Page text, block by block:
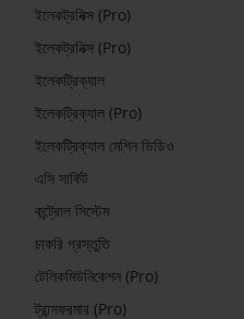
ইলেকট্রনিক্স (Pro)
ইলেকট্রনিক্স (Pro)
ইলেকট্রিক্যাল
ইলেকট্রিক্যাল (Pro)
ইলেকট্রিক্যাল মেশিন ভিডিও
এসি সার্কিট
কন্ট্রোল সিস্টেম
চাকরি প্রস্তুতি
টেলিকমিউনিকেশন (Pro)
ট্রান্সফরমার (Pro)